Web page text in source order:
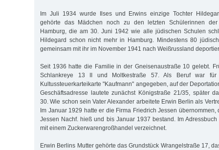
Im Juli 1934 wurde Ilses und Erwins einzige Tochter
gehörte das Mädchen noch zu den letzten Schülerinnen
Hamburg, die am 30. Juni 1942 wie alle jüdischen Schulen
Hildegard schon nicht mehr in Hamburg. Mindestens 80
gemeinsam mit ihr im November 1941 nach Weißrussland
Seit 1936 hatte die Familie in der Gneisenaustraße 10 gelebt.
Schlankreye 13 II und Moltkestraße 57. Als Beruf war
Kultussteuerkarteikarte "Kaufmann" angegeben, auf der
Geschäfts­adresse lautete zunächst Königstraße 21/35, später
30. Wie schon sein Vater Alexander arbeitete Erwin Berlin als
Im Januar 1929 hatte er die Firma Friedrich Jessen übernommen,
Jessen Nachf. hieß und bis Januar 1937 bestand. Im
mit einem Zuckerwarengroßhandel verzeichnet.
Erwin Berlins Mutter gehörte das Grundstück Wrangelstraße 17,